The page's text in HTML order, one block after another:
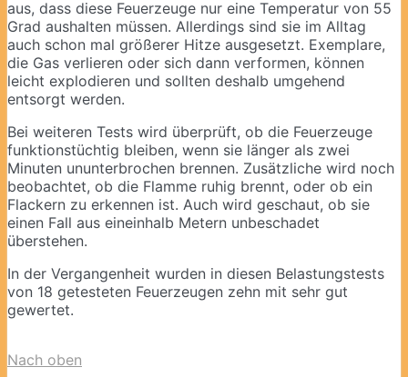
aus, dass diese Feuerzeuge nur eine Temperatur von 55
Grad aushalten müssen. Allerdings sind sie im Alltag
auch schon mal größerer Hitze ausgesetzt. Exemplare,
die Gas verlieren oder sich dann verformen, können
leicht explodieren und sollten deshalb umgehend
entsorgt werden.
Bei weiteren Tests wird überprüft, ob die Feuerzeuge
funktionstüchtig bleiben, wenn sie länger als zwei
Minuten ununterbrochen brennen. Zusätzliche wird noch
beobachtet, ob die Flamme ruhig brennt, oder ob ein
Flackern zu erkennen ist. Auch wird geschaut, ob sie
einen Fall aus eineinhalb Metern unbeschadet
überstehen.
In der Vergangenheit wurden in diesen Belastungstests
von 18 getesteten Feuerzeugen zehn mit sehr gut
gewertet.
Nach oben